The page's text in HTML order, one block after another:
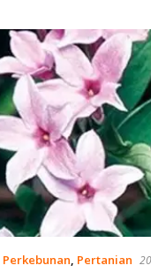
Perkebunan, Pertanian